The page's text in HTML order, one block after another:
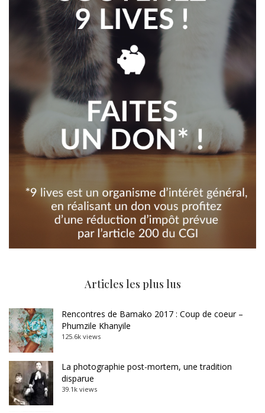
Articles les plus lus
Rencontres de Bamako 2017 : Coup de coeur –
Phumzile Khanyile
125.6k views
La photographie post-mortem, une tradition
disparue
39.1k views